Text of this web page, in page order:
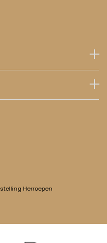
Herroepen